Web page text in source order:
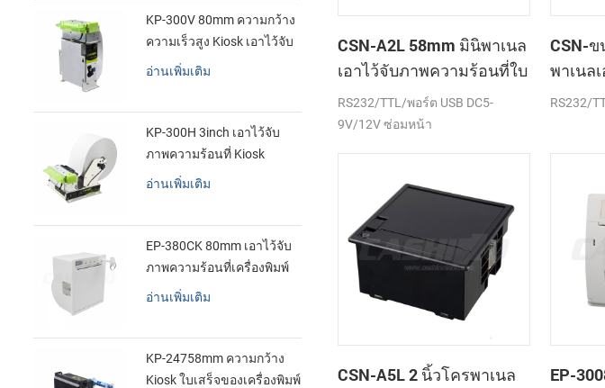
CSN-A2L 58mm มินิพาเนล
เอาไว้จับภาพความร้อนที่ใบ
เสร็จของเครื่องพิมพ์
RS232/TTL/พอร์ต USB DC5-
9V/12V ซ่อมหน้า
CSN-
พาเนล
ร้อนที่ใ
RS232/
CSN-A5L 2 นิ้วโครพาเนล
EP-
KP-300V 80mm ความกว้าง
ความเร็วสูง Kiosk เอาไว้จับ
ภาพความร้อนที่เครื่องพิมพ์
อ่านเพิ่มเติม
KP-300H 3inch เอาไว้จับ
ภาพความร้อนที่ Kiosk
เครื่องพิมพ์ศูนย์ควบคุม kde
อ่านเพิ่มเติม
EP-380CK 80mm เอาไว้จับ
ภาพความร้อนที่เครื่องพิมพ์
ด้วปิดล็อค
อ่านเพิ่มเติม
KP-24758mm ความกว้าง
Kiosk ใบเสร็จของเครื่องพิมพ์